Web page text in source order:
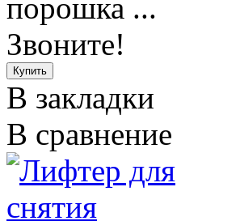
порошка ...
Звоните!
В закладки
В сравнение